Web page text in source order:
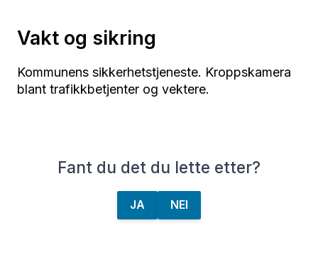
Vakt og sikring
Kommunens sikkerhetstjeneste. Kroppskamera
blant trafikkbetjenter og vektere.
Fant du det du lette etter?
JA NEI